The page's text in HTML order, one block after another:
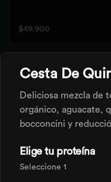
$49.900
Pizze
Pizze Azul
Base pomodoro, queso feta,
almendras tajadas, queso
Cesta De
Deliciosa mezcla de
orgánico, aguacate,
bocconcini y
Elige tu proteína
Seleccione 1